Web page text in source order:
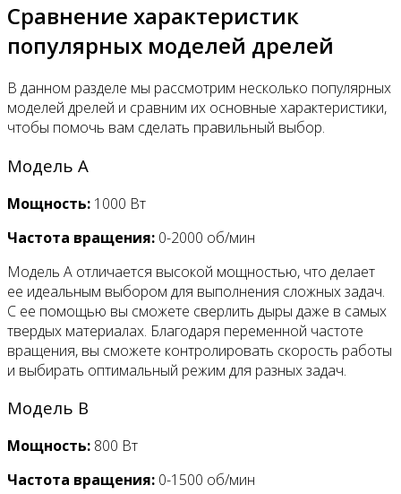
Сравнение характеристик
популярных моделей дрелей
В данном разделе мы рассмотрим несколько популярных
моделей дрелей и сравним их основные характеристики,
чтобы помочь вам сделать правильный выбор.
Модель A
Мощность: 1000 Вт
Частота вращения: 0-2000 об/мин
Модель A отличается высокой мощностью, что делает
ее идеальным выбором для выполнения сложных задач.
С ее помощью вы сможете сверлить дыры даже в самых
твердых материалах. Благодаря переменной частоте
вращения, вы сможете контролировать скорость работы
и выбирать оптимальный режим для разных задач.
Модель B
Мощность: 800 Вт
Частота вращения: 0-1500 об/мин